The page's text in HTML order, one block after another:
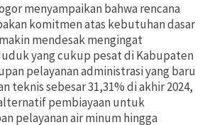
menyampaikan bahwa rencana
komitmen atas kebutuhan dasar
mendesak mengingat
yang cukup pesat di Kabupaten
pelayanan administrasi yang baru
teknis sebesar 31,31% di akhir 2024,
pembiayaan untuk
pelayanan air minum hingga